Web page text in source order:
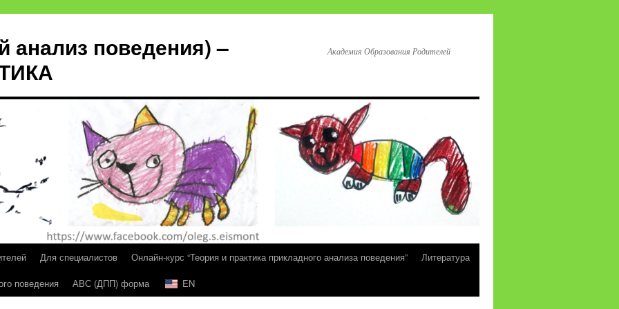
анализ поведения) –
Академия Образования Родителей
Для специалистов Онлайн-курс “Теория и практика прикладного анализа поведения”
Литература
поведения АВС (ДПП) форма EN